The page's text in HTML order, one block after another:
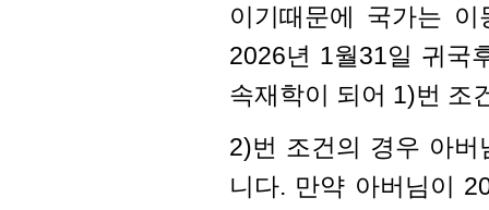
이기때문에 국가는
2026년 1월31일 귀국
속재학이 되어 1)번 조
2)번 조건의 경우 아
니다. 만약 아버님이